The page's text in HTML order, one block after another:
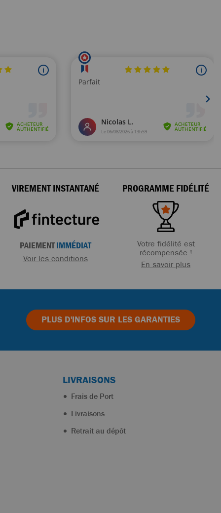
VIREMENT INSTANTANÉ
PAIEMENTIMMÉDIAT
Voir les conditions
PROGRAMME FIDÉLITÉ
Votre fidélité est
récompensée !
En savoir plus
PLUS D'INFOSSUR LES GARANTIES
LIVRAISONS
Frais de Port
Livraisons
Retrait au dépôt